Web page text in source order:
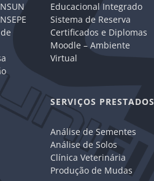
Educacional Integrado
Sistema de Reserva
Certificados e Diplomas
Moodle – Ambiente
Virtual
SERVIÇOS PRESTADOS
Análise de Sementes
Análise de Solos
Clínica Veterinária
Produção de Mudas